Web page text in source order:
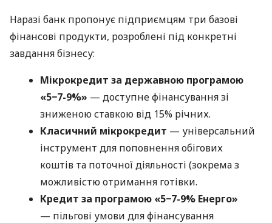
Наразі банк пропонує підприємцям три базові
фінансові продукти, розроблені під конкретні
завдання бізнесу:
Мікрокредит за державною програмою
«5−7-9%» — доступне фінансування зі
зниженою ставкою від 15% річних.
Класичний мікрокредит — універсальний
інструмент для поповнення обігових
коштів та поточної діяльності (зокрема з
можливістю отримання готівки.
Кредит за програмою «5−7-9% Енерго»
— пільгові умови для фінансування